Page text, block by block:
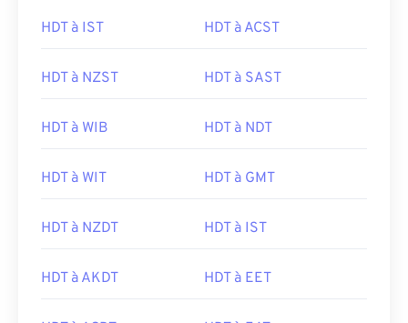
HDT à IST HDT à ACST
HDT à NZST HDT à SAST
HDT à WIB HDT à NDT
HDT à WIT HDT à GMT
HDT à NZDT HDT à IST
HDT à AKDT HDT à EET